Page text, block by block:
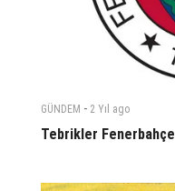
GÜNDEM - 2 Yıl ago
Tebrikler Fenerbahçe